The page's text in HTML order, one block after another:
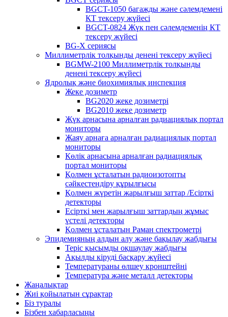
BGCT-1050 багажды және сәлемдемені
КТ тексеру жүйесі
BGCT-0824 Жүк пен сәлемдеменің КТ
тексеру жүйесі
BG-X сериясы
Миллиметрлік толқынды денені тексеру жүйесі
BGMW-2100 Миллиметрлік толқынды
денені тексеру жүйесі
Ядролық және биохимиялық инспекция
Жеке дозиметр
BG2020 жеке дозиметрі
BG2010 жеке дозиметр
Жүк арнасына арналған радиациялық портал
мониторы
Жаяу арнаға арналған радиациялық портал
мониторы
Көлік арнасына арналған радиациялық
портал мониторы
Қолмен ұсталатын радиоизотопты
сәйкестендіру құрылғысы
Қолмен жүретін жарылғыш заттар /Есірткі
детекторы
Есірткі мен жарылғыш заттардың жұмыс
үстелі детекторы
Қолмен ұсталатын Раман спектрометрі
Эпидемияның алдын алу және бақылау жабдығы
Теріс қысымды оқшаулау жабдығы
Ақылды кіруді басқару жүйесі
Температураны өлшеу кронштейні
Температура және металл детекторы
Жаңалықтар
Жиі қойылатын сұрақтар
Біз туралы
Бізбен хабарласыңы